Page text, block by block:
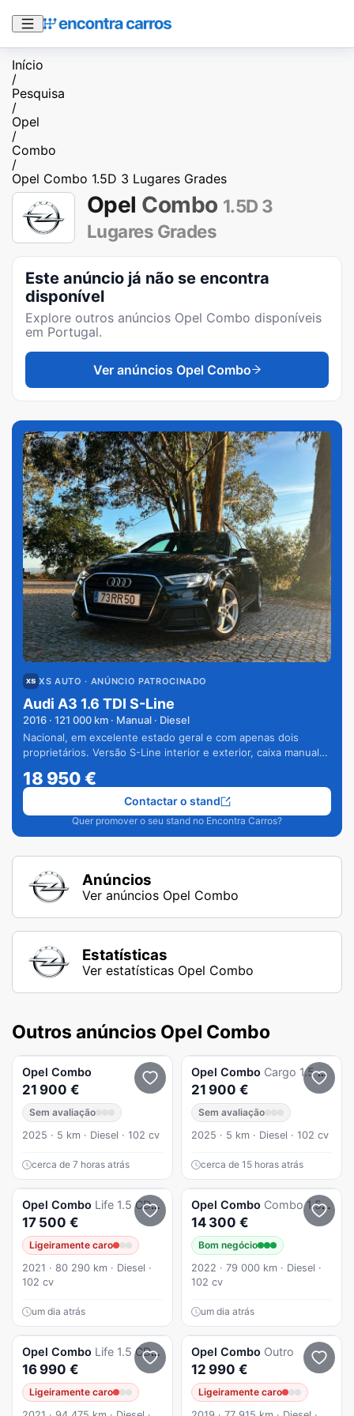
Início
/
Pesquisa
/
Opel
/
Combo
/
Opel Combo 1.5D 3 Lugares Grades
Opel Combo 1.5D 3
Lugares Grades
Este anúncio já não se encontra
disponível
Explore outros anúncios Opel Combo disponíveis
em Portugal.
Ver anúncios Opel Combo
XS AUTO · ANÚNCIO PATROCINADO
Audi A3 1.6 TDI S-Line
2016 · 121 000 km · Manual · Diesel
Nacional, em excelente estado geral e com apenas dois
proprietários. Versão S-Line interior e exterior, caixa manual
18 950€
Quer promover o seu stand no Encontra Carros?
Contactar o stand
Anúncios
Ver anúncios Opel Combo
Estatísticas
Ver estatísticas Opel Combo
Outros anúncios Opel Combo
Opel Combo
21 900 €
Sem avaliação
2025 · 5 km · Diesel · 102 cv
cerca de 7 horas atrás
Opel Combo Cargo 1.5 CDTi XL
21 900 €
Sem avaliação
2025 · 5 km · Diesel · 102 cv
cerca de 15 horas atrás
Opel Combo Life 1.5 CDTi L2H1 Edition
17 500 €
Ligeiramente caro
2021 · 80 290 km · Diesel ·
102 cv
um dia atrás
Opel Combo Combo 1.5 CDTi L1H1 - 3 LUGARES
14 300 €
Bom negócio
2022 · 79 000 km · Diesel ·
102 cv
um dia atrás
Opel Combo Life 1.5 CDTi L2H1 Edition
16 990 €
Ligeiramente caro
Opel Combo Outro
12 990 €
Ligeiramente caro